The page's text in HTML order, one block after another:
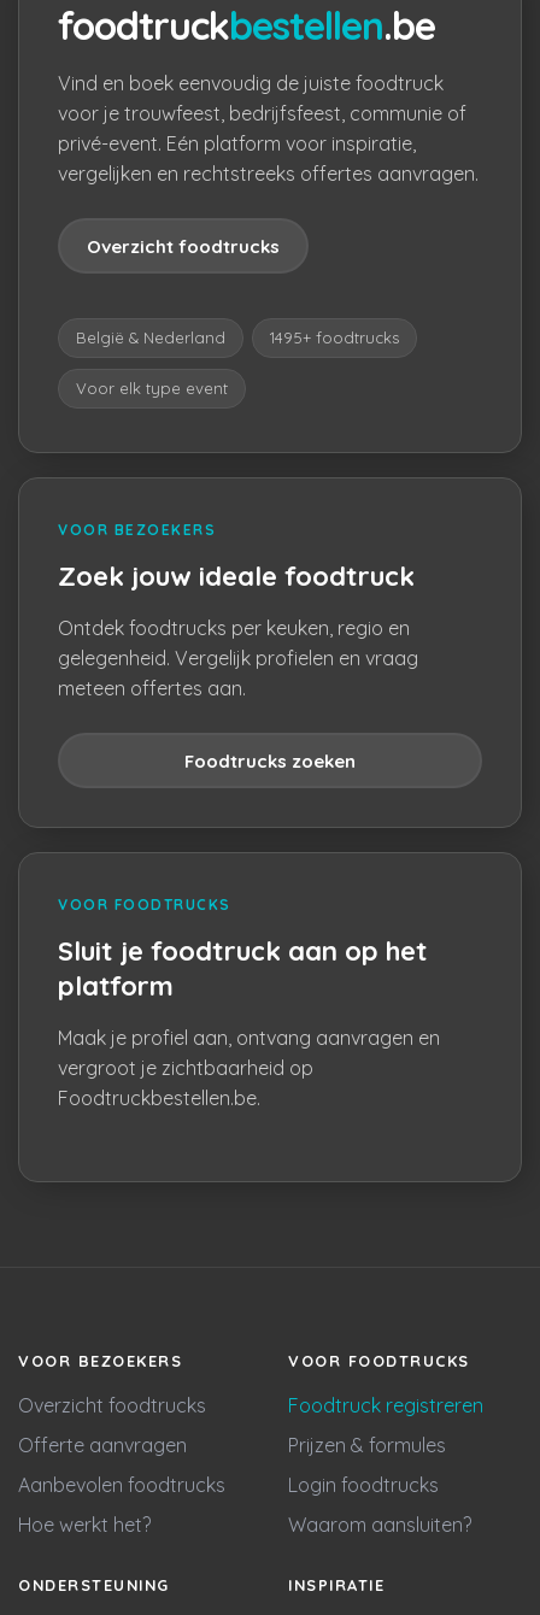
foodtruckbestellen.be
Vind en boek eenvoudig de juiste foodtruck
voor je trouwfeest, bedrijfsfeest, communie of
privé-event. Eén platform voor inspiratie,
vergelijken en rechtstreeks offertes aanvragen.
Overzicht foodtrucks
België & Nederland 1495+ foodtrucks
Voor elk type event
VOOR BEZOEKERS
Zoek jouw ideale foodtruck
Ontdek foodtrucks per keuken, regio en
gelegenheid. Vergelijk profielen en vraag
meteen offertes aan.
Foodtrucks zoeken
VOOR FOODTRUCKS
Sluit je foodtruck aan op het
platform
Maak je profiel aan, ontvang aanvragen en
vergroot je zichtbaarheid op
Foodtruckbestellen.be.
VOOR BEZOEKERS
Overzicht foodtrucks
Offerte aanvragen
Aanbevolen foodtrucks
Hoe werkt het?
VOOR FOODTRUCKS
Foodtruck registreren
Prijzen & formules
Login foodtrucks
Waarom aansluiten?
ONDERSTEUNING INSPIRATIE